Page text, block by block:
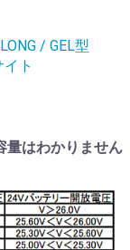
/ GEL型
ト
量はわかりません